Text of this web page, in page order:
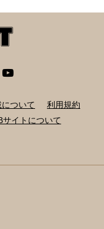
ついて
利用規約
サイトについて